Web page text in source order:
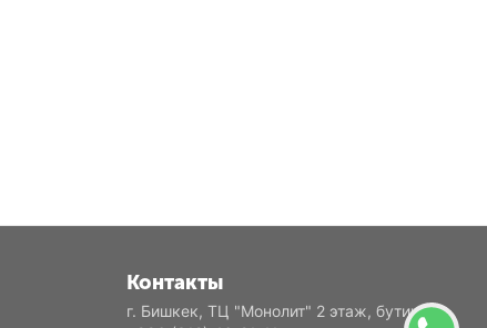
Контакты
г. Бишкек, ТЦ "Монолит" 2 этаж, бутик Е2